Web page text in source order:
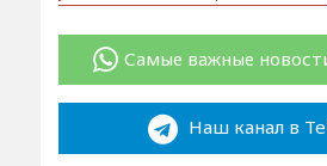
Самые важные
Наш канал в